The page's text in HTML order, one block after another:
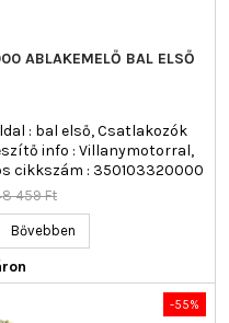
ABLAKEMELŐ BAL ELSŐ
: bal első, Csatlakozók
info : Villanymotorral,
cikkszám : 350103320000
459 Ft
Bővebben
-55%